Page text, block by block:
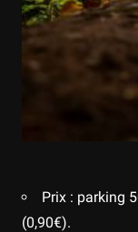
Prix : parking
(0,90€).